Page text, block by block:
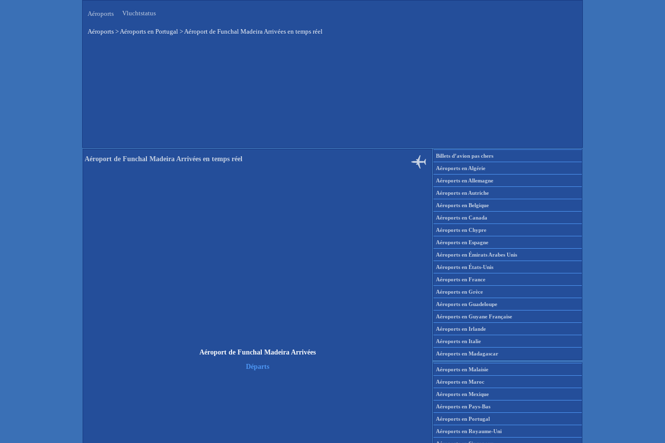
Aéroports Vluchtstatus
Aéroports >Aéroports en Portugal >Aéroport de Funchal Madeira Arrivées en temps réel
Aéroport de Funchal Madeira Arrivées en temps réel
Aéroport de Funchal Madeira Arrivées
Départs
Billets d’avion pas chers
Aéroports en Algérie
Aéroports en Allemagne
Aéroports en Autriche
Aéroports en Belgique
Aéroports en Canada
Aéroports en Chypre
Aéroports en Espagne
Aéroports en Émirats Arabes Unis
Aéroports en États-Unis
Aéroports en France
Aéroports en Grèce
Aéroports en Guadeloupe
Aéroports en Guyane Française
Aéroports en Irlande
Aéroports en Italie
Aéroports en Madagascar
Aéroports en Malaisie
Aéroports en Maroc
Aéroports en Mexique
Aéroports en Pays-Bas
Aéroports en Portugal
Aéroports en Royaume-Uni